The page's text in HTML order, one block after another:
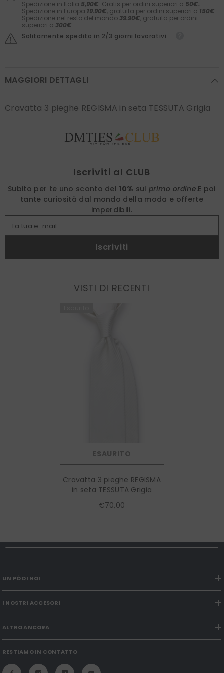
Spedizione in Italia 5,90€. Gratis per ordini superiori a 50€.
Spedizione in Europa 19.90€, gratuita per ordini superiori a 150€.
Spedizione nel resto del mondo 39.90€, gratuita per ordini
superiori a 300€
Solitamente spedito in 2/3 giorni lavorativi.
MAGGIORI DETTAGLI
Cravatta 3 pieghe REGISMA in seta TESSUTA Grigia
Iscriviti al CLUB
Subito per te uno sconto del 10% sulprimo ordine.E poi
tante curiosità dal mondo della moda e offerte
imperdibili.
La tua e-mail
Iscriviti
VISTI DI RECENTI
ESAURITO
Cravatta 3 pieghe REGISMA
in seta TESSUTA Grigia
€70,00
UN PÒ DI NOI
I NOSTRI ACCESORI
ALTRO ANCORA
RESTIAMO IN CONTATTO